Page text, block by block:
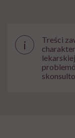
i
Treści